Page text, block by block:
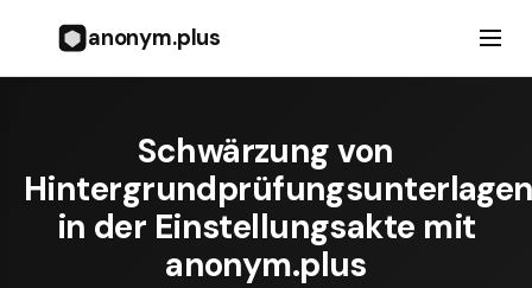
anonym.plus
Schwärzung von
in der Einstellungsakte mit
anonym.plus